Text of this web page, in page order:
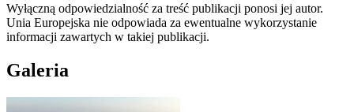
Wyłączną odpowiedzialność za treść publikacji ponosi jej autor.
Unia Europejska nie odpowiada za ewentualne wykorzystanie
informacji zawartych w takiej publikacji.
Galeria